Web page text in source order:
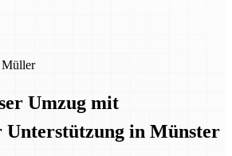
Müller
Umzug mit
Unterstützung in Münster